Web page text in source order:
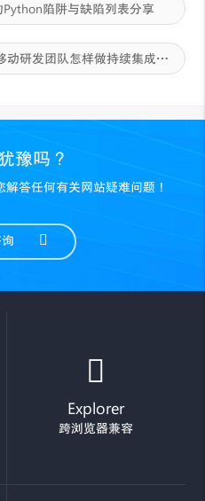
陷阱与缺陷列表分享
研发团队怎样做持续集成？
豫吗？
答任何有关网站疑难问题！
询
Explorer
跨浏览器兼容